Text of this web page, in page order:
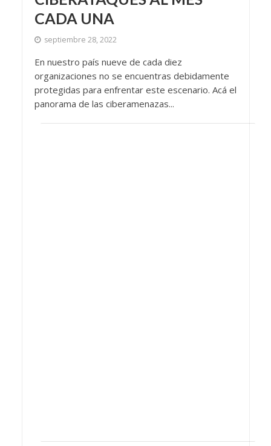
CADA UNA
septiembre 28, 2022
En nuestro país nueve de cada diez
organizaciones no se encuentras debidamente
protegidas para enfrentar este escenario. Acá el
panorama de las ciberamenazas...